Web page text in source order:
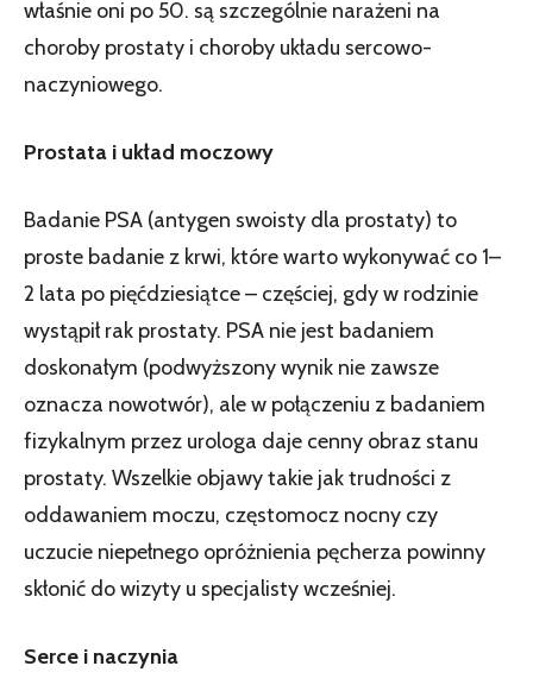
właśnie oni po 50. są szczególnie narażeni na
choroby prostaty i choroby układu sercowo-
naczyniowego.
Prostata i układ moczowy
Badanie PSA (antygen swoisty dla prostaty) to
proste badanie z krwi, które warto wykonywać co 1–
2 lata po pięćdziesiątce – częściej, gdy w rodzinie
wystąpił rak prostaty. PSA nie jest badaniem
doskonałym (podwyższony wynik nie zawsze
oznacza nowotwór), ale w połączeniu z badaniem
fizykalnym przez urologa daje cenny obraz stanu
prostaty. Wszelkie objawy takie jak trudności z
oddawaniem moczu, częstomocz nocny czy
uczucie niepełnego opróżnienia pęcherza powinny
skłonić do wizyty u specjalisty wcześniej.
Serce i naczynia